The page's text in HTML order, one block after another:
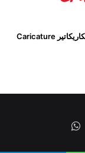
- موقع إلكتروني متخصص في مجال فن الكاريكاتير Caricature
واتساب